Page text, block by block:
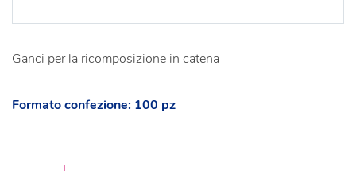
Ganci per la ricomposizione in catena
Formato confezione: 100 pz